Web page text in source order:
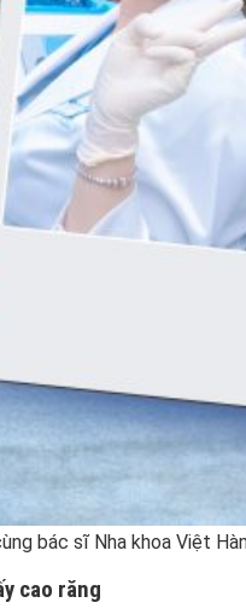
bác sĩ Nha khoa Việt
cao răng